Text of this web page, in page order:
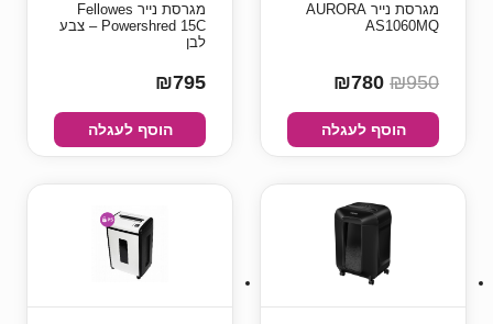
מגרסת נייר AURORA
AS1060MQ
₪950
הוסף לעגלה
מגרסת נייר Fellowes
Powershred 15C – צבע
לבן
₪795
הוסף לעגלה